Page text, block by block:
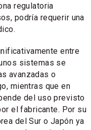
regulatoria
podría requerir una
entre
sistemas se
avanzadas o
mientras que en
del uso previsto
el fabricante. Por su
del Sur o Japón ya